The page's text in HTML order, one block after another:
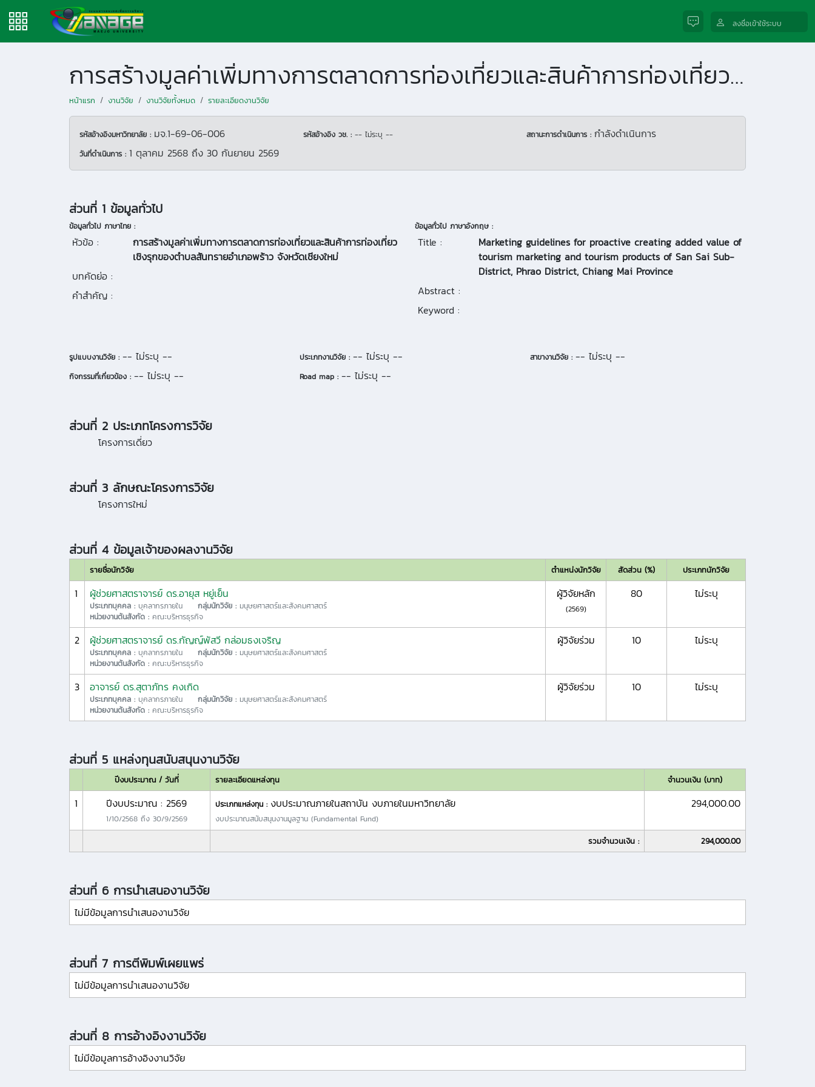
ลงชื่อเข้าใช้ระบบ
การสร้างมูลค่าเพิ่มทางการตลาดการท่องเที่ยวและสินค้าการท่องเที่ยวเชิงรุกของตำบลสันทรายอำเภอพร้าว จังหวัดเชียงใหม่
หน้าแรก งานวิจัย งานวิจัยทั้งหมด รายละเอียดงานวิจัย
รหัสอ้างอิงมหาวิทยาลัย : มจ.1-69-06-006 รหัสอ้างอิง วช. : -- ไม่ระบุ -- สถานะการดำเนินการ :กำลังดำเนินการ
วันที่ดำเนินการ : 1 ตุลาคม 2568 ถึง 30 กันยายน 2569
ส่วนที่ 1 ข้อมูลทั่วไป
ข้อมูลทั่วไป ภาษาไทย :
หัวข้อ :
การสร้างมูลค่าเพิ่มทางการตลาดการท่องเที่ยวและสินค้าการท่องเที่ยว
เชิงรุกของตำบลสันทรายอำเภอพร้าว จังหวัดเชียงใหม่
บทคัดย่อ :
คำสำคัญ :
ข้อมูลทั่วไป ภาษาอังกฤษ :
Title :
Marketing guidelines for proactive creating added value of
tourism marketing and tourism products of San Sai Sub-
District, Phrao District, Chiang Mai Province
Abstract :
Keyword :
รูปแบบงานวิจัย : -- ไม่ระบุ -- ประเภทงานวิจัย : -- ไม่ระบุ -- สาขางานวิจัย : -- ไม่ระบุ --
กิจกรรมที่เกี่ยวข้อง : -- ไม่ระบุ -- Road map : -- ไม่ระบุ --
ส่วนที่ 2 ประเภทโครงการวิจัย
โครงการเดี่ยว
ส่วนที่ 3 ลักษณะโครงการวิจัย
โครงการใหม่
ส่วนที่ 4 ข้อมูลเจ้าของผลงานวิจัย
รายชื่อนักวิจัย ตำแหน่งนักวิจัย สัดส่วน (%) ประเภทนักวิจัย
1 ผู้ช่วยศาสตราจารย์ ดร.อายุส หยู่เย็น
ประเภทบุคคล : บุคลากรภายใน กลุ่มนักวิจัย : มนุษยศาสตร์และสังคมศาสตร์
หน่วยงานต้นสังกัด : คณะบริหารธุรกิจ
ผู้วิจัยหลัก
(2569)
80 ไม่ระบุ
2 ผู้ช่วยศาสตราจารย์ ดร.กัญญ์พัสวี กล่อมธงเจริญ
ประเภทบุคคล : บุคลากรภายใน กลุ่มนักวิจัย : มนุษยศาสตร์และสังคมศาสตร์
หน่วยงานต้นสังกัด : คณะบริหารธุรกิจ
ผู้วิจัยร่วม 10 ไม่ระบุ
3 อาจารย์ ดร.สุตาภัทร คงเกิด
ประเภทบุคคล : บุคลากรภายใน กลุ่มนักวิจัย : มนุษยศาสตร์และสังคมศาสตร์
หน่วยงานต้นสังกัด : คณะบริหารธุรกิจ
ผู้วิจัยร่วม 10 ไม่ระบุ
ส่วนที่ 5 แหล่งทุนสนับสนุนงานวิจัย
ปีงบประมาณ / วันที่ รายละเอียดแหล่งทุน จำนวนเงิน (บาท)
1 ปีงบประมาณ : 2569
1/10/2568ถึง 30/9/2569
ประเภทแหล่งทุน : งบประมาณภายในสถาบัน งบภายในมหาวิทยาลัย
งบประมาณสนับสนุนงานมูลฐาน (Fundamental Fund)
294,000.00
รวมจำนวนเงิน : 294,000.00
ส่วนที่ 6 การนำเสนองานวิจัย
ไม่มีข้อมูลการนำเสนองานวิจัย
ส่วนที่ 7 การตีพิมพ์เผยแพร่
ไม่มีข้อมูลการนำเสนองานวิจัย
ส่วนที่ 8 การอ้างอิงงานวิจัย
ไม่มีข้อมูลการอ้างอิงงานวิจัย